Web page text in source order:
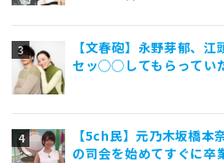
【文春砲】永野芽郁、
セッ◯◯してもらってい
【5ch民】元乃木坂橋本
の司会を始めてすぐに卒